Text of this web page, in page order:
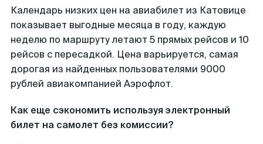
Календарь низких цен на авиабилет из Катовице
показывает выгодные месяца в году, каждую
неделю по маршруту летают 5 прямых рейсов и 10
рейсов с пересадкой. Цена варьируется, самая
дорогая из найденных пользователями 9000
рублей авиакомпанией Аэрофлот.
Как еще сэкономить используя электронный
билет на самолет без комиссии?